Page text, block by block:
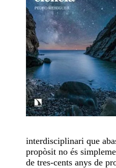
interdisciplinari que
propòsit no és
de tres-cents anys de